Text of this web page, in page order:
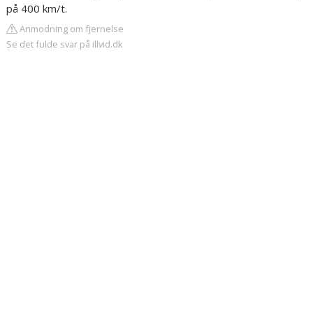
på 400 km/t.
Anmodning om fjernelse
Se det fulde svar på illvid.dk